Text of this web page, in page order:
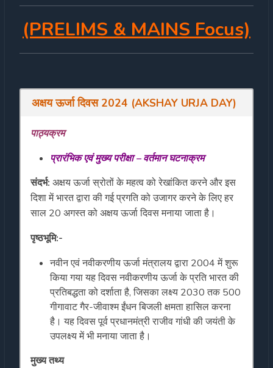
(PRELIMS & MAINS Focus)
अक्षय ऊर्जा दिवस2024 (AKSHAY URJA DAY)
पाठ्यक्रम
प्रारंभिक एवं मुख्य परीक्षा–वर्तमान घटनाक्रम
संदर्भ: अक्षय ऊर्जा स्रोतों के महत्व को रेखांकित करने और इस
दिशा में भारत द्वारा की गई प्रगति को उजागर करने के लिए हर
साल 20 अगस्त को अक्षय ऊर्जा दिवस मनाया जाता है।
पृष्ठभूमि:-
नवीन एवं नवीकरणीय ऊर्जा मंत्रालय द्वारा 2004 में शुरू
किया गया यह दिवस नवीकरणीय ऊर्जा के प्रति भारत की
प्रतिबद्धता को दर्शाता है, जिसका लक्ष्य 2030 तक 500
गीगावाट गैर-जीवाश्म ईंधन बिजली क्षमता हासिल करना
है। यह दिवस पूर्व प्रधानमंत्री राजीव गांधी की जयंती के
उपलक्ष्य में भी मनाया जाता है।
मुख्य तथ्य